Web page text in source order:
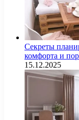
Секреты
комфорта и
15.12.2025